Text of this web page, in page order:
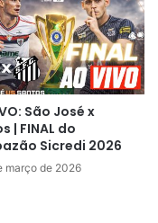
Niwton
o
juvenil
São José x
| FINAL do
Sicredi 2026
março de 2026